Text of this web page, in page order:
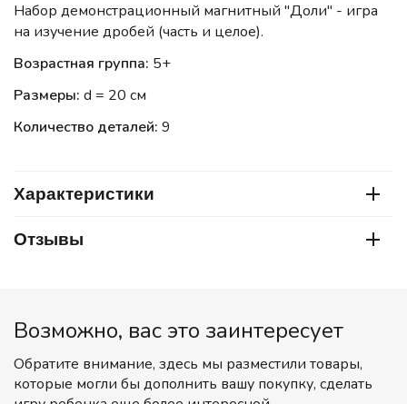
Набор демонстрационный магнитный "Доли" - игра
на изучение дробей (часть и целое).
Возрастная группа: 5+
Размеры: d = 20 см
Количество деталей: 9
Характеристики
Отзывы
Возможно, вас это заинтересует
Обратите внимание, здесь мы разместили товары,
которые могли бы дополнить вашу покупку, сделать